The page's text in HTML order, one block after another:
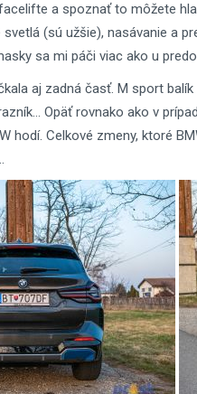
a spoznať to môžete
(sú užšie), nasávanie a
sa mi páči viac ako u
aj zadná časť. M sport
Opäť rovnako ako v
hodí. Celkové zmeny, ktoré